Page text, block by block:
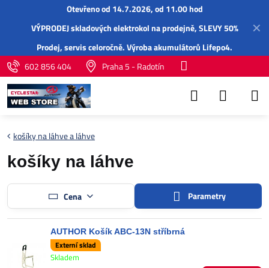
✕
Otevřeno od 14.7.2026, od 11.00 hod
VÝPRODEJ skladových elektrokol na prodejně, SLEVY 50%
Prodej,servisceloročně.Výroba akumulátorů Lifepo4.
602 856 404
Praha 5 - Radotín
košíky na láhve a láhve
košíky na láhve
Cena Parametry
AUTHOR Košík ABC-13N stříbrná
Externí sklad
Skladem